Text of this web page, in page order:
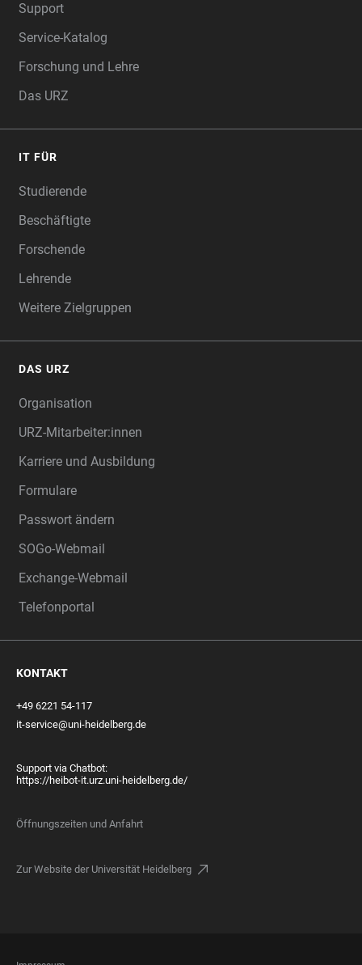
Support
Service-Katalog
Forschung und Lehre
Das URZ
IT FÜR
Studierende
Beschäftigte
Forschende
Lehrende
Weitere Zielgruppen
DAS URZ
Organisation
URZ-Mitarbeiter:innen
Karriere und Ausbildung
Formulare
Passwort ändern
SOGo-Webmail
Exchange-Webmail
Telefonportal
KONTAKT
+49 6221 54-117
it-service@uni-heidelberg.de
Support via Chatbot:
https://heibot-it.urz.uni-heidelberg.de/
Öffnungszeiten und Anfahrt
Zur Website der Universität Heidelberg